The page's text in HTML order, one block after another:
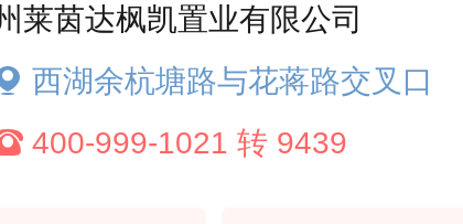
莱茵达枫凯置业有限公司
西湖余杭塘路与花蒋路交叉口
400-999-1021 转 9439